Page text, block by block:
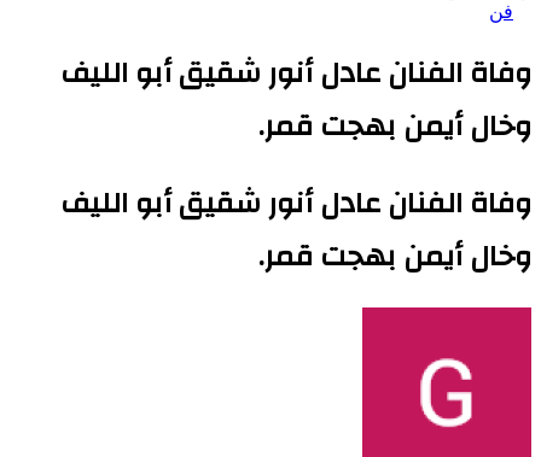
فن
وفاة الفنان عادل أنور شقيق أبو الليف
وخال أيمن بهجت قمر.
وفاة الفنان عادل أنور شقيق أبو الليف
وخال أيمن بهجت قمر.